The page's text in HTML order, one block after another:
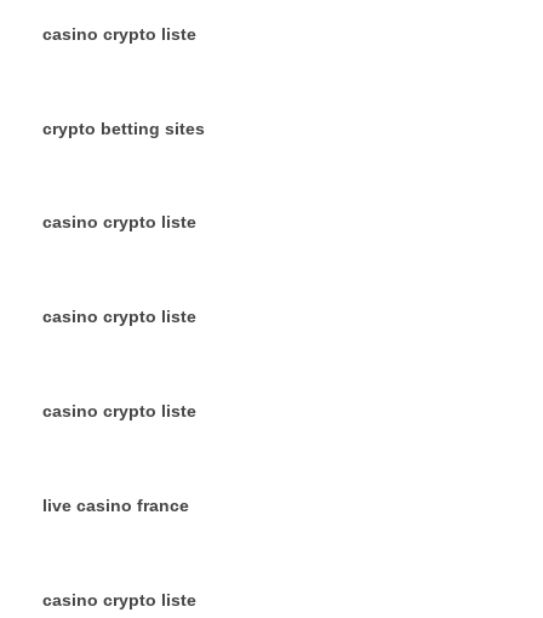
casino crypto liste
crypto betting sites
casino crypto liste
casino crypto liste
casino crypto liste
live casino france
casino crypto liste